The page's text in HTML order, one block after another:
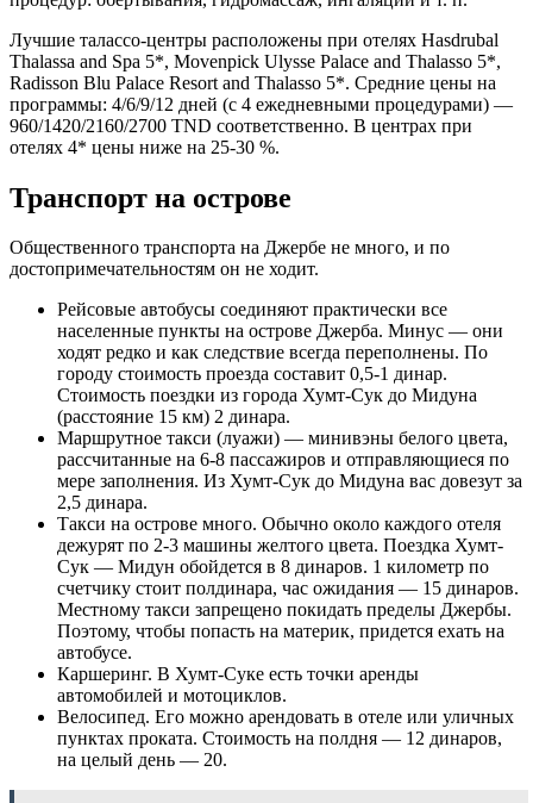
Лучшие талассо-центры расположены при отелях Hasdrubal
Thalassa and Spa 5*, Movenpick Ulysse Palace and Thalasso 5*,
Radisson Blu Palace Resort and Thalasso 5*. Средние цены на
программы: 4/6/9/12 дней (с 4 ежедневными процедурами) —
960/1420/2160/2700 TND соответственно. В центрах при
отелях 4* цены ниже на 25-30 %.
Транспорт на острове
Общественного транспорта на Джербе не много, и по
достопримечательностям он не ходит.
Рейсовые автобусы соединяют практически все
населенные пункты на острове Джерба. Минус — они
ходят редко и как следствие всегда переполнены. По
городу стоимость проезда составит 0,5-1 динар.
Стоимость поездки из города Хумт-Сук до Мидуна
(расстояние 15 км) 2 динара.
Маршрутное такси (луажи) — минивэны белого цвета,
рассчитанные на 6-8 пассажиров и отправляющиеся по
мере заполнения. Из Хумт-Сук до Мидуна вас довезут за
2,5 динара.
Такси на острове много. Обычно около каждого отеля
дежурят по 2-3 машины желтого цвета. Поездка Хумт-
Сук — Мидун обойдется в 8 динаров. 1 километр по
счетчику стоит полдинара, час ожидания — 15 динаров.
Местному такси запрещено покидать пределы Джербы.
Поэтому, чтобы попасть на материк, придется ехать на
автобусе.
Каршеринг. В Хумт-Суке есть точки аренды
автомобилей и мотоциклов.
Велосипед. Его можно арендовать в отеле или уличных
пунктах проката. Стоимость на полдня — 12 динаров,
на целый день — 20.